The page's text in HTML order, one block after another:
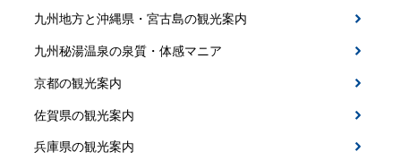
九州地方と沖縄県・宮古島の観光案内
九州秘湯温泉の泉質・体感マニア
京都の観光案内
佐賀県の観光案内
兵庫県の観光案内